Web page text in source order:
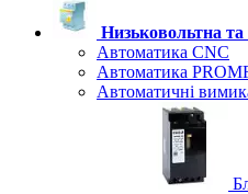
Низьковольтна
Автоматика CNC
Автоматика
Автоматичні